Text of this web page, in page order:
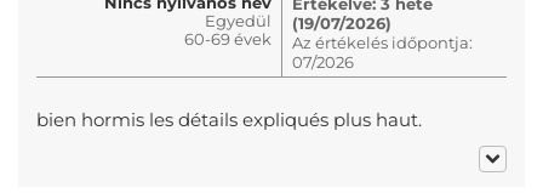
Egyedül
60-69 évek
(19/07/2026)
Az értékelés időpontja:
07/2026
bien hormis les détails expliqués plus haut.